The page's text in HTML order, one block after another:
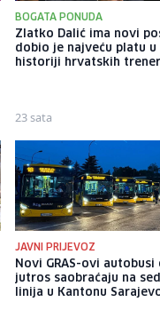
BOGATA PONUDA
Zlatko Dalić ima novi
dobio je najveću platu u
historiji hrvatskih
23 sata
JAVNI PRIJEVOZ
Novi GRAS-ovi autobusi
jutros saobraćaju na
linija u Kantonu